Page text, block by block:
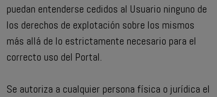
puedan entenderse cedidos al Usuario ninguno de
los derechos de explotación sobre los mismos
más allá de lo estrictamente necesario para el
correcto uso del Portal.
Se autoriza a cualquier persona física o jurídica el